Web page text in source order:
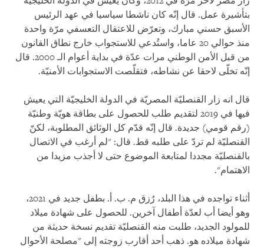
بتأشيرة عمل. قال إنّه كان ناشطا سياسيا في عهد الرئيس
الأسبق حسني مبارك، وتعرّض للاعتقال التعسفي مرّة واحدة
منذ حوالي 20 عاما، واستُدعي للاستجواب خارج نطاق القانون
من قبل الأمن الوطني مرات عدّة في بداية أعوام الـ 2000. قال
إنّه تخلّى لاحقا عن نشاطه، فتقلّصت الاستجوابات الأمنيّة.
قال انه زار القنصليّة المصريّة في الدولة الخليجيّة التي يعيش
فيها في 2019 لتقديم طلب للحصول على بطاقة هويّة وطنيّة
(رقم قومي) جديدة. قال إنّه قدّم كل الوثائق المطلوبة، لكنّ
القنصليّة لم تردّ على طلبه قط. قال: "لم أرغب في الاتصال
بالقنصليّة مجددا لمتابعة الموضوع حتى لا أجذب مزيدا من
الاهتمام".
أثناء تواجده في هذا البلد، رُزق م. ب. أ. بطفل جديد في 2021،
وهو أيضا أب لعدّة أطفال آخرين. للحصول على شهادة ميلاد
للمولود الجديد، طلبت منه القنصليّة تقديم نسخة حديثة من
شهادة ميلاده هو. ذهب أحد أقارب زوجته إلى "مصلحة الأحوال